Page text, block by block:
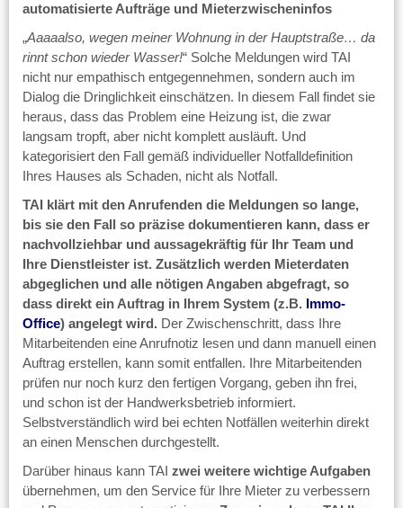
automatisierte Aufträge und Mieterzwischeninfos
„Aaaaalso, wegen meiner Wohnung in der Hauptstraße… da
rinnt schon wieder Wasser!“ Solche Meldungen wird TAI
nicht nur empathisch entgegennehmen, sondern auch im
Dialog die Dringlichkeit einschätzen. In diesem Fall findet sie
heraus, dass das Problem eine Heizung ist, die zwar
langsam tropft, aber nicht komplett ausläuft. Und
kategorisiert den Fall gemäß individueller Notfalldefinition
Ihres Hauses als Schaden, nicht als Notfall.
TAI klärt mit den Anrufenden die Meldungen so lange,
bis sie den Fall so präzise dokumentieren kann, dass er
nachvollziehbar und aussagekräftig für Ihr Team und
Ihre Dienstleister ist. Zusätzlich werden Mieterdaten
abgeglichen und alle nötigen Angaben abgefragt, so
dass direkt ein Auftrag in Ihrem System (z.B. Immo-
Office) angelegt wird. Der Zwischenschritt, dass Ihre
Mitarbeitenden eine Anrufnotiz lesen und dann manuell einen
Auftrag erstellen, kann somit entfallen. Ihre Mitarbeitenden
prüfen nur noch kurz den fertigen Vorgang, geben ihn frei,
und schon ist der Handwerksbetrieb informiert.
Selbstverständlich wird bei echten Notfällen weiterhin direkt
an einen Menschen durchgestellt.
Darüber hinaus kann TAI zwei weitere wichtige Aufgaben
übernehmen, um den Service für Ihre Mieter zu verbessern